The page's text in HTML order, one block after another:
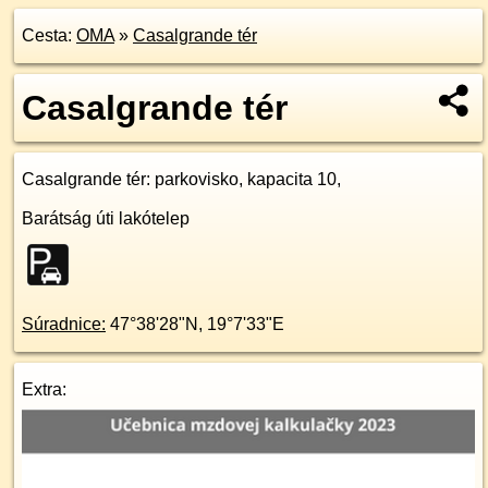
Cesta: OMA» Casalgrande tér
Casalgrande tér
Casalgrande tér: parkovisko, kapacita 10,
Barátság úti lakótelep
Súradnice: 47°38'28"N , 19°7'33"E
Extra: